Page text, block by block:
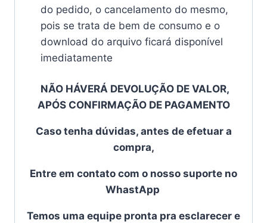
do pedido, o cancelamento do mesmo,
pois se trata de bem de consumo e o
download do arquivo ficará disponível
imediatamente
NÃO HÁVERÁ DEVOLUÇÃO DE VALOR,
APÓS CONFIRMAÇÃO DE PAGAMENTO
Caso tenha dúvidas, antes de efetuar a
compra,
Entre em contato com o nosso suporte no
WhastApp
Temos uma equipe pronta pra esclarecer e